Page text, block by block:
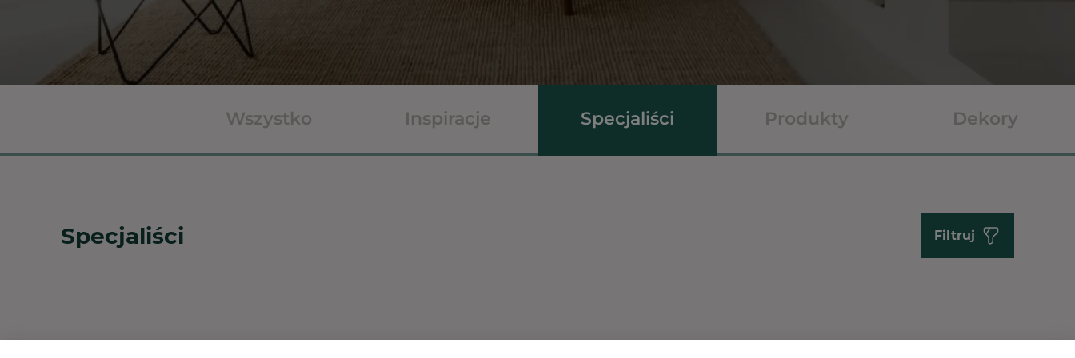
Wszystko Inspiracje Specjaliści Produkty Dekory
Specjaliści Filtruj